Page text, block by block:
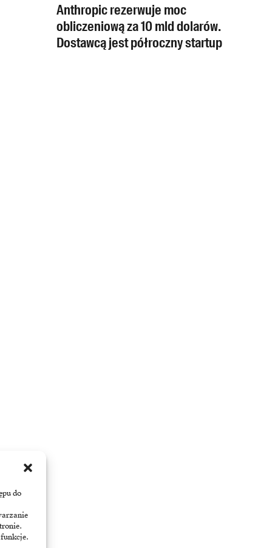
do
Anthropic rezerwuje moc
obliczeniową za 10 mld dolarów.
Dostawcą jest półroczny startup